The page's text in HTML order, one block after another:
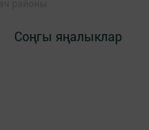
Соңгы яңалыклар